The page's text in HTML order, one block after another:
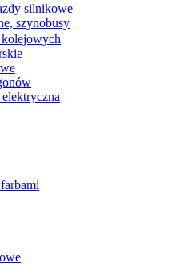
silnikowe
szynobusy